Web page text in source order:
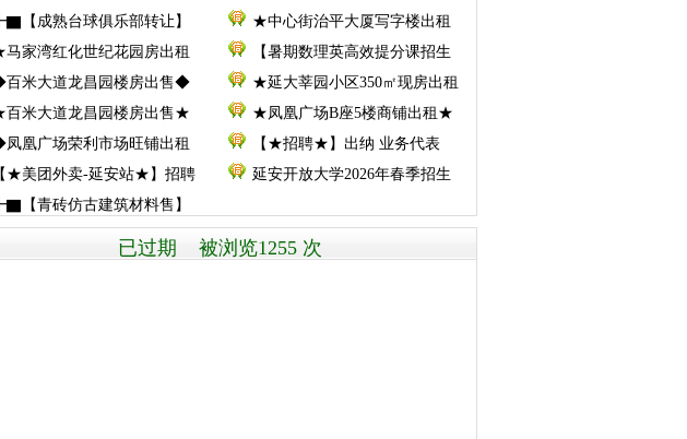
┣▇【成熟台球俱乐部转让】
★中心街治平大厦写字楼出租
家湾红化世纪花园房出租
【暑期数理英高效提分课招生
米大道龙昌园楼房出售◆
★延大莘园小区350㎡现房出租
米大道龙昌园楼房出售★
★凤凰广场B座5楼商铺出租★
凰广场荣利市场旺铺出租
【★招聘★】出纳 业务代表
【★美团外卖-延安站★】招聘
延安开放大学2026年春季招生
┣▇【青砖仿古建筑材料售】
已过期 被浏览1255 次